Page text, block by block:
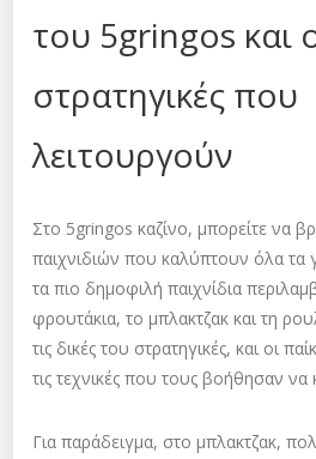
του 5gringos και
στρατηγικές που
λειτουργούν
Στο 5gringos καζίνο, μπορείτε να
παιχνιδιών που καλύπτουν όλα τα
τα πιο δημοφιλή παιχνίδια
φρουτάκια, το μπλακτζακ και τη
τις δικές του στρατηγικές, και οι
τις τεχνικές που τους βοήθησαν να
Για παράδειγμα, στο μπλακτζακ,